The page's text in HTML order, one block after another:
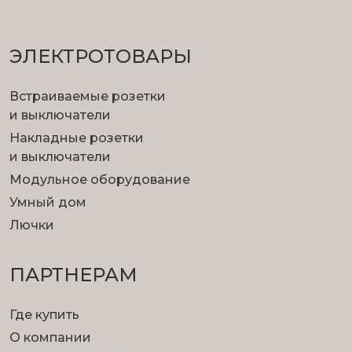
ЭЛЕКТРОТОВАРЫ
Встраиваемые розетки
и выключатели
Накладные розетки
и выключатели
Модульное оборудование
Умный дом
Лючки
ПАРТНЕРАМ
Где купить
О компании